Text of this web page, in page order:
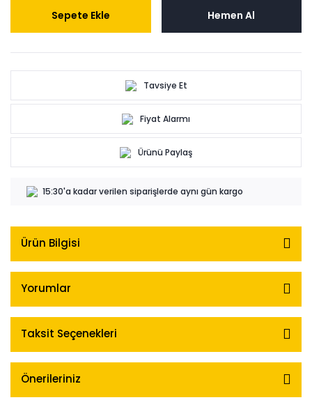
Sepete Ekle Hemen Al
Tavsiye Et
Fiyat Alarmı
Ürünü Paylaş
15:30'a kadar verilen siparişlerde aynı gün kargo
Ürün Bilgisi
Yorumlar
Taksit Seçenekleri
Önerileriniz